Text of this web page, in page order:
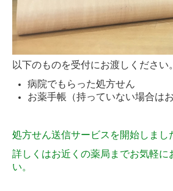
以下のものを受付にお渡しください。
病院でもらった処方せん
お薬手帳（持っていない場合は
処方せん送信サービスを開始しまし
詳しくはお近くの薬局までお気軽に
い。